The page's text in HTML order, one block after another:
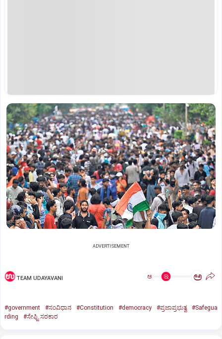
ADVERTISEMENT
TEAM UDAYAVANI ಅ ಅ
#government #ಸಂವಿಧಾನ #Constitution #democracy #ಪ್ರಜಾಪ್ರಭುತ್ವ
#Safegua
rding
#ಸೇಫ್ಟಿ ಸರಕಾರ